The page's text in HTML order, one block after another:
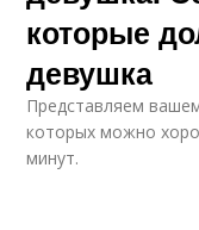
которые
девушка
Представляем
которых можно
минут.